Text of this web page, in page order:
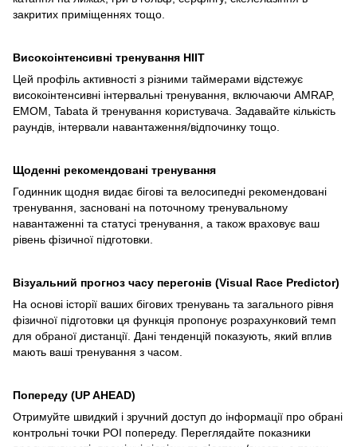
закритих приміщеннях тощо.
Високоінтенсивні тренування HIIT
Цей профіль активності з різними таймерами відстежує
високоінтенсивні інтервальні тренування, включаючи AMRAP,
EMOM, Tabata й тренування користувача. Задавайте кількість
раундів, інтервали навантаження/відпочинку тощо.
Щоденні рекомендовані тренування
Годинник щодня видає бігові та велосипедні рекомендовані
тренування, засновані на поточному тренувальному
навантаженні та статусі тренування, а також враховує ваш
рівень фізичної підготовки.
Візуальний прогноз часу перегонів (Visual Race Predictor)
На основі історії ваших бігових тренувань та загального рівня
фізичної підготовки ця функція пропонує розрахунковий темп
для обраної дистанції. Дані тенденцій показують, який вплив
мають ваші тренування з часом.
Попереду (UP AHEAD)
Отримуйте швидкий і зручний доступ до інформації про обрані
контрольні точки POI попереду. Переглядайте показники